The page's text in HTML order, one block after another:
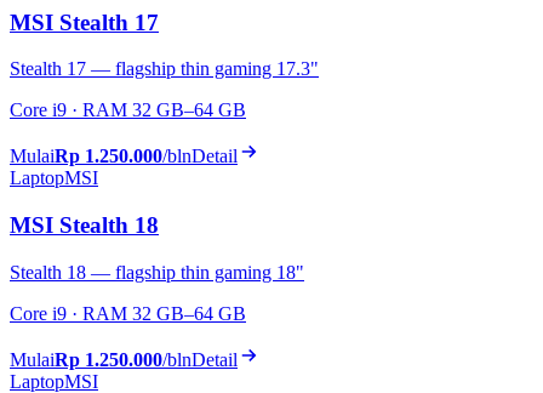
MSI Stealth 17
Stealth 17 — flagship thin gaming 17.3"
Core i9 · RAM 32 GB–64 GB
MulaiRp 1.250.000/blnDetail
LaptopMSI
MSI Stealth 18
Stealth 18 — flagship thin gaming 18"
Core i9 · RAM 32 GB–64 GB
MulaiRp 1.250.000/blnDetail
LaptopMSI